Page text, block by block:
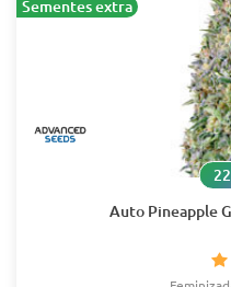
Sementes extra
Auto Pineapple